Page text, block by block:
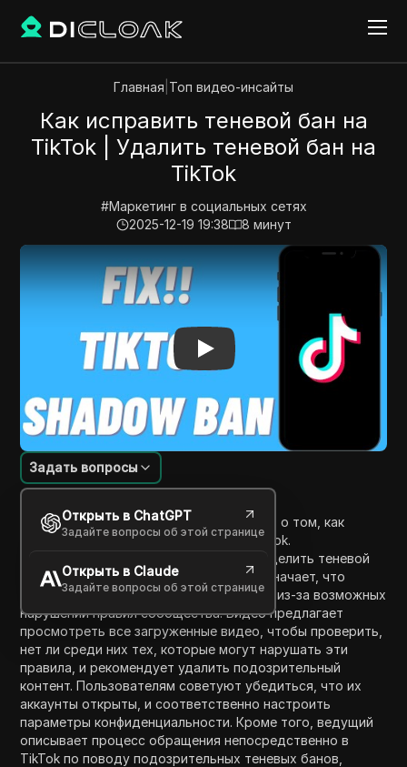
Главная Топ видео-инсайты
Как исправить теневой бан на
TikTok | Удалить теневой бан на
TikTok
#Маркетинг в социальных сетях
2025-12-19 19:38
8 минут
Play Video:Как исправить теневой бан на TikTok |
Введение в содержание
Задать вопросы
Открыть в ChatGPT
Задайте вопросы об этой странице
Открыть в Claude
Задайте вопросы об этой странице
Это видео предоставляет руководство о том, как
исправить или снять теневой бан в TikTok.
Представляющий объясняет, что определить теневой
бан может быть сложно, так как это означает, что
алгоритм ограничивает охват контента из-за возможных
нарушений правил сообщества. Видео предлагает
просмотреть все загруженные видео, чтобы проверить,
нет ли среди них тех, которые могут нарушать эти
правила, и рекомендует удалить подозрительный
контент. Пользователям советуют убедиться, что их
аккаунты открыты, и соответственно настроить
параметры конфиденциальности. Кроме того, ведущий
описывает процесс обращения непосредственно в
TikTok по поводу подозрительных теневых банов,